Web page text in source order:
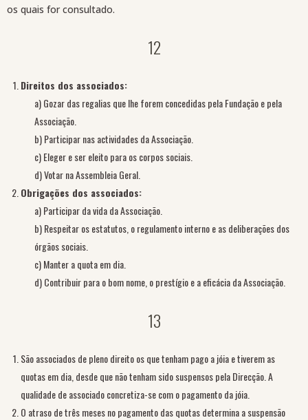
os quais for consultado.
12
Direitos dos associados:
a) Gozar das regalias que lhe forem concedidas pela Fundação e pela
Associação.
b) Participar nas actividades da Associação.
c) Eleger e ser eleito para os corpos sociais.
d) Votar na Assembleia Geral.
Obrigações dos associados:
a) Participar da vida da Associação.
b) Respeitar os estatutos, o regulamento interno e as deliberações dos
órgãos sociais.
c) Manter a quota em dia.
d) Contribuir para o bom nome, o prestígio e a eficácia da Associação.
13
São associados de pleno direito os que tenham pago a jóia e tiverem as
quotas em dia, desde que não tenham sido suspensos pela Direcção. A
qualidade de associado concretiza-se com o pagamento da jóia.
O atraso de três meses no pagamento das quotas determina a suspensão